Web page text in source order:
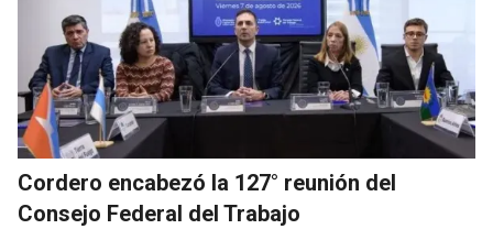
Cordero encabezó la 127° reunión del
Consejo Federal del Trabajo